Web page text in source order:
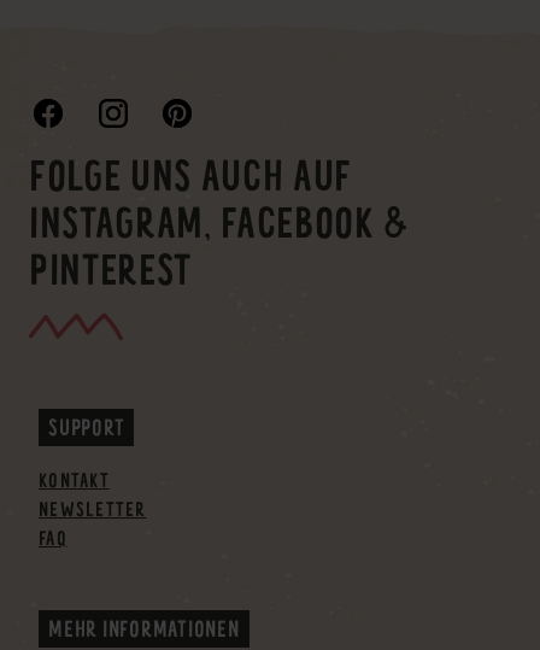
FOLGE UNS AUCH AUF
INSTAGRAM, FACEBOOK &
PINTEREST
SUPPORT
KONTAKT
NEWSLETTER
FAQ
MEHR INFORMATIONEN